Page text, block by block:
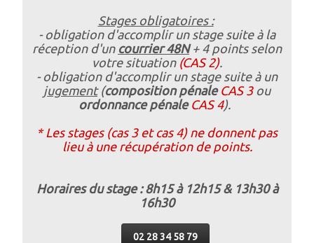
Stages obligatoires :
- obligation d'accomplir un stage suite à la
réception d'un courrier 48N+ 4 points selon
votre situation (CAS 2).
- obligation d'accomplir un stage suite à un
jugement(composition pénale CAS 3 ou
ordonnance pénale CAS 4).
* Les stages (cas 3 et cas 4) ne donnent pas
lieu à une récupération de points.
Horaires du stage : 8h15 à 12h15 & 13h30 à
16h30
02 28 34 58 79